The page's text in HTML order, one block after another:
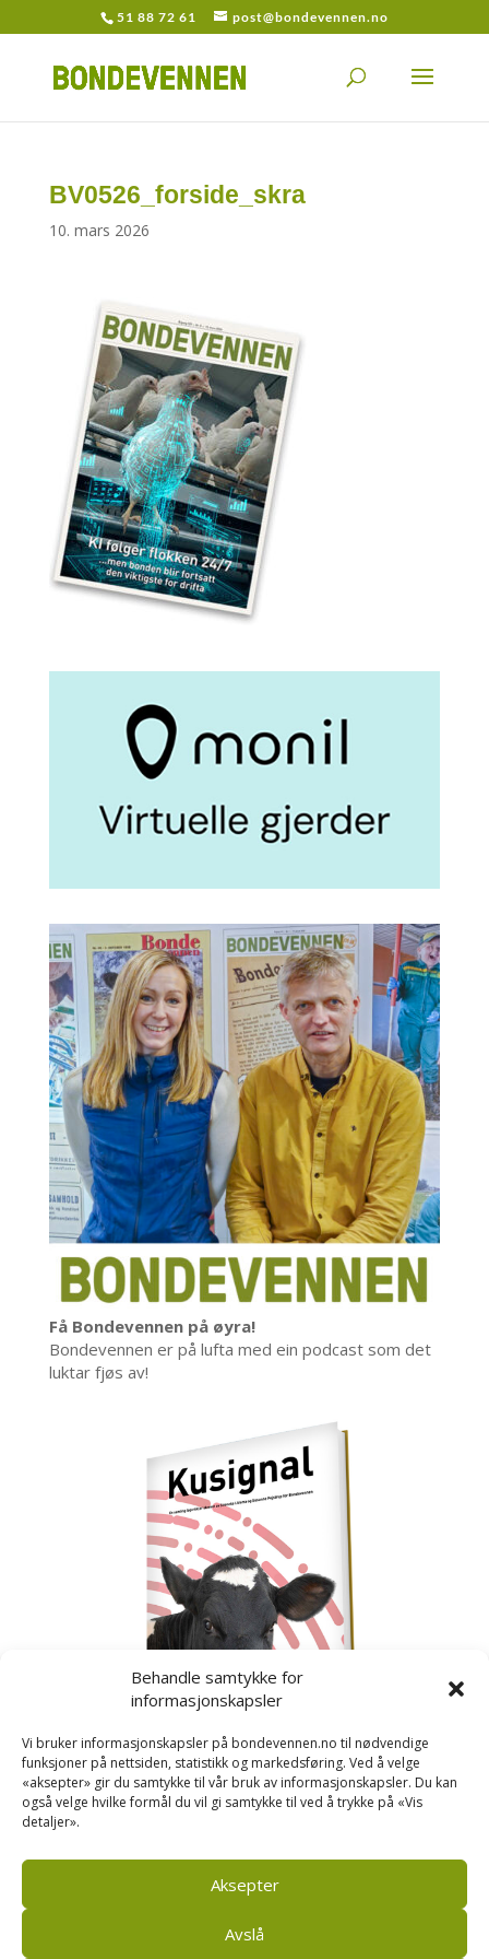
Behandle samtykke for
informasjonskapsler
Vi bruker informasjonskapsler på bondevennen.no til nødvendige
funksjoner på nettsiden, statistikk og markedsføring. Ved å velge
«aksepter» gir du samtykke til vår bruk av informasjonskapsler. Du kan
også velge hvilke formål du vil gi samtykke til ved å trykke på «Vis
detaljer».
Aksepter
Avslå
51 88 72 61 post@bondevennen.no
BV0526_forside_skra
10. mars 2026
Få Bondevennen på øyra!
Bondevennen er på lufta med ein podcast som det
luktar fjøs av!
Kusignal